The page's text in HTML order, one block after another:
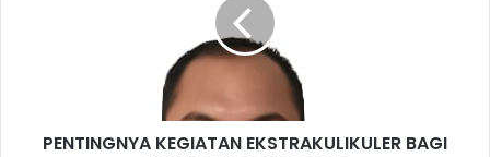
PENTINGNYA KEGIATAN EKSTRAKULIKULER BAGI